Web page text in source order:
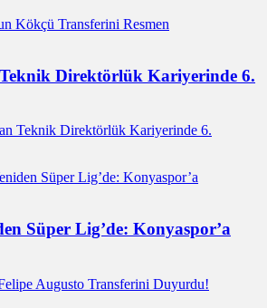
Direktörlük Kariyerinde 6.
Süper Lig’de: Konyaspor’a